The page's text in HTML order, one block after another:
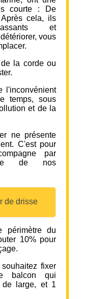
courte : De
Après cela, ils
et
vous
la corde ou
l'inconvénient
temps, sous
et de la
ne présente
C'est pour
par
de nos
de drisse
périmètre du
10% pour
fixer
balcon qui
de large, et 1